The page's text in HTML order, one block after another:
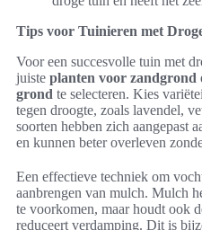
Tips voor Tuinieren met
Voor een succesvolle tuin met
juiste planten voor zandgrond
grond te selecteren. Kies
tegen droogte, zoals lavendel,
soorten hebben zich aangepast
en kunnen beter overleven
Een effectieve techniek om
aanbrengen van mulch. Mulch
te voorkomen, maar houdt ook
reduceert verdamping. Dit is